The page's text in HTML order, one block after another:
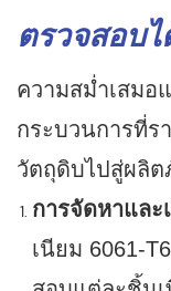
ตรวจสอบไ
ความสม่ำเสม
กระบวนการที่ร
วัตถุดิบไปสู่ผลิ
การจัดหาและ
เนียม 6061-